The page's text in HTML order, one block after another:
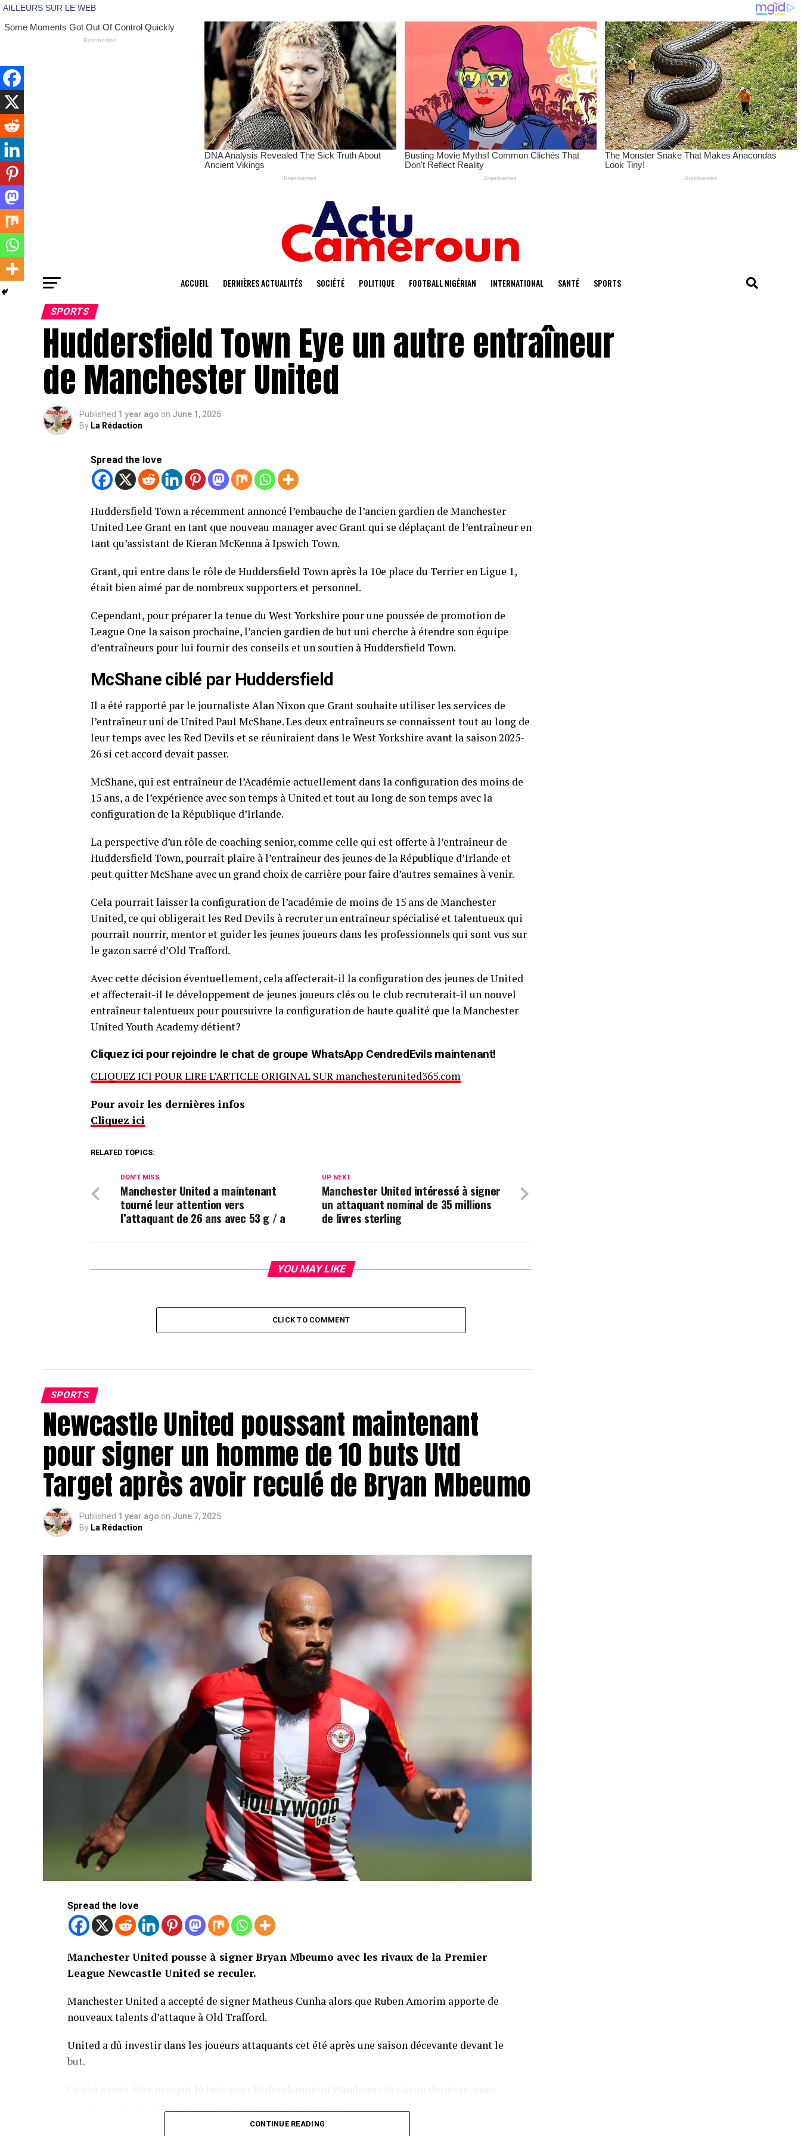
ACCUEIL DERNIÈRES ACTUALITÉS SOCIÉTÉ POLITIQUE FOOTBALL NIGÉRIAN INTERNATIONAL SANTÉ SPORTS
SPORTS
Huddersfield Town Eye un autre entraîneur
de Manchester United
Published 1 year ago on June 1, 2025
By La Rédaction
Spread the love
Huddersfield Town a récemment annoncé l’embauche de l’ancien gardien de Manchester
United Lee Grant en tant que nouveau manager avec Grant qui se déplaçant de l’entraîneur en
tant qu’assistant de Kieran McKenna à Ipswich Town.
Grant, qui entre dans le rôle de Huddersfield Town après la 10e place du Terrier en Ligue 1,
était bien aimé par de nombreux supporters et personnel.
Cependant, pour préparer la tenue du West Yorkshire pour une poussée de promotion de
League One la saison prochaine, l’ancien gardien de but uni cherche à étendre son équipe
d’entraîneurs pour lui fournir des conseils et un soutien à Huddersfield Town.
McShane ciblé par Huddersfield
Il a été rapporté par le journaliste Alan Nixon que Grant souhaite utiliser les services de
l’entraîneur uni de United Paul McShane. Les deux entraîneurs se connaissent tout au long de
leur temps avec les Red Devils et se réuniraient dans le West Yorkshire avant la saison 2025-
26 si cet accord devait passer.
McShane, qui est entraîneur de l’Académie actuellement dans la configuration des moins de
15 ans, a de l’expérience avec son temps à United et tout au long de son temps avec la
configuration de la République d’Irlande.
La perspective d’un rôle de coaching senior, comme celle qui est offerte à l’entraîneur de
Huddersfield Town, pourrait plaire à l’entraîneur des jeunes de la République d’Irlande et
peut quitter McShane avec un grand choix de carrière pour faire d’autres semaines à venir.
Cela pourrait laisser la configuration de l’académie de moins de 15 ans de Manchester
United, ce qui obligerait les Red Devils à recruter un entraîneur spécialisé et talentueux qui
pourrait nourrir, mentor et guider les jeunes joueurs dans les professionnels qui sont vus sur
le gazon sacré d’Old Trafford.
Avec cette décision éventuellement, cela affecterait-il la configuration des jeunes de United
et affecterait-il le développement de jeunes joueurs clés ou le club recruterait-il un nouvel
entraîneur talentueux pour poursuivre la configuration de haute qualité que la Manchester
United Youth Academy détient?
Cliquez ici pour rejoindre le chat de groupe WhatsApp CendredEvils maintenant!
CLIQUEZ ICI POUR LIRE L’ARTICLE ORIGINAL SUR manchesterunited365.com
Pour avoir les dernières infos
Cliquez ici
RELATED TOPICS:
UP NEXT
Manchester United intéressé à signer
un attaquant nominal de 35 millions
de livres sterling
DON'T MISS
Manchester United a maintenant
tourné leur attention vers
l’attaquant de 26 ans avec 53 g / a
YOU MAY LIKE
CLICK TO COMMENT
SPORTS
Newcastle United poussant maintenant
pour signer un homme de 10 buts Utd
Target après avoir reculé de Bryan Mbeumo
Published 1 year ago on June 7, 2025
By La Rédaction
Spread the love
Manchester United pousse à signer Bryan Mbeumo avec les rivaux de la Premier
League Newcastle United se reculer.
Manchester United a accepté de signer Matheus Cunha alors que Ruben Amorim apporte de
nouveaux talents d’attaque à Old Trafford.
United a dû investir dans les joueurs attaquants cet été après une saison décevante devant le
but.
CONTINUE READING